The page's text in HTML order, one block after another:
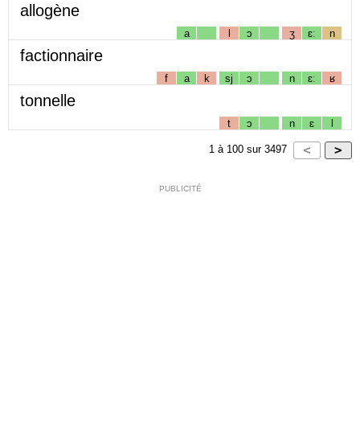
allogène
a l ɔ ʒ ɛː n
factionnaire
f a k sj ɔ n ɛː ʁ
tonnelle
t ɔ n ɛ l
1 à 100 sur 3497
PUBLICITÉ